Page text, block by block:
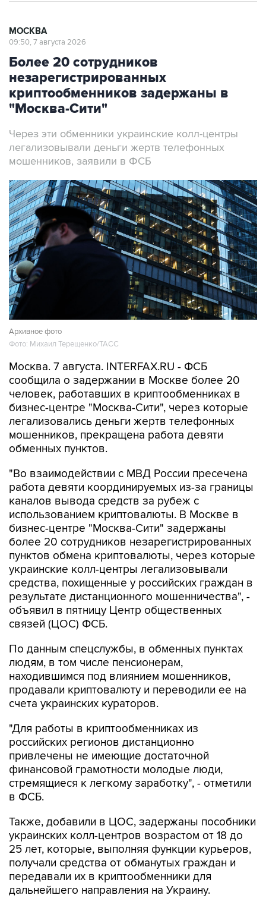
МОСКВА
09:50, 7 августа 2026
Более 20 сотрудников
незарегистрированных
криптообменников задержаны в
"Москва-Сити"
Через эти обменники украинские колл-центры
легализовывали деньги жертв телефонных
мошенников, заявили в ФСБ
Архивное фото
Фото: Михаил Терещенко/ТАСС
Москва. 7 августа. INTERFAX.RU - ФСБ
сообщила о задержании в Москве более 20
человек, работавших в криптообменниках в
бизнес-центре "Москва-Сити", через которые
легализовались деньги жертв телефонных
мошенников, прекращена работа девяти
обменных пунктов.
"Во взаимодействии с МВД России пресечена
работа девяти координируемых из-за границы
каналов вывода средств за рубеж с
использованием криптовалюты. В Москве в
бизнес-центре "Москва-Сити" задержаны
более 20 сотрудников незарегистрированных
пунктов обмена криптовалюты, через которые
украинские колл-центры легализовывали
средства, похищенные у российских граждан в
результате дистанционного мошенничества", -
объявил в пятницу Центр общественных
связей (ЦОС) ФСБ.
По данным спецслужбы, в обменных пунктах
людям, в том числе пенсионерам,
находившимся под влиянием мошенников,
продавали криптовалюту и переводили ее на
счета украинских кураторов.
"Для работы в криптообменниках из
российских регионов дистанционно
привлечены не имеющие достаточной
финансовой грамотности молодые люди,
стремящиеся к легкому заработку", - отметили
в ФСБ.
Также, добавили в ЦОС, задержаны пособники
украинских колл-центров возрастом от 18 до
25 лет, которые, выполняя функции курьеров,
получали средства от обманутых граждан и
передавали их в криптообменники для
дальнейшего направления на Украину.